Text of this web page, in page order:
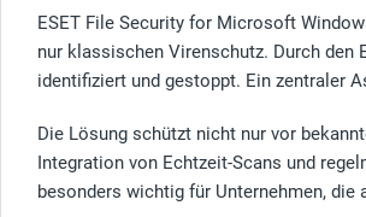
ESET File Security for Microsoft
nur klassischen Virenschutz. Durch den
identifiziert und gestoppt. Ein zentraler
Die Lösung schützt nicht nur vor
Integration von Echtzeit-Scans und
besonders wichtig für Unternehmen,